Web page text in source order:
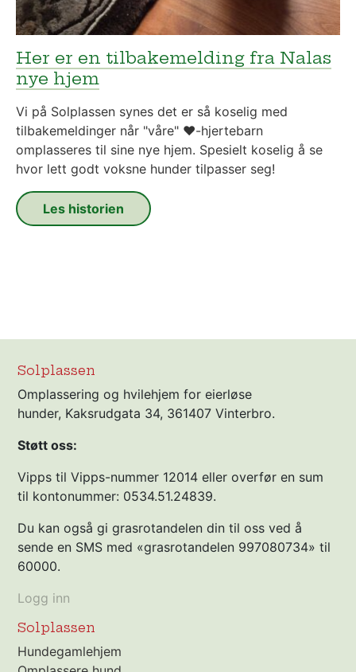
Her er en tilbakemelding fra Nalas
nye hjem
Vi på Solplassen synes det er så koselig med
tilbakemeldinger når "våre" ❤️-hjertebarn
omplasseres til sine nye hjem. Spesielt koselig å se
hvor lett godt voksne hunder tilpasser seg!
Les historien
Solplassen
Omplassering og hvilehjem for eierløse
hunder, Kaksrudgata 34, 361407 Vinterbro.
Støtt oss:
Vipps til Vipps-nummer 12014 eller overfør en sum
til kontonummer: 0534.51.24839.
Du kan også gi grasrotandelen din til oss ved å
sende en SMS med «grasrotandelen 997080734» til
60000.
Logg inn
Solplassen
Hundegamlehjem